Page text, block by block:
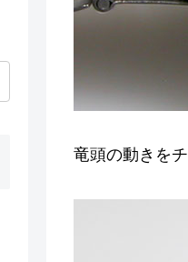
竜頭の動きを